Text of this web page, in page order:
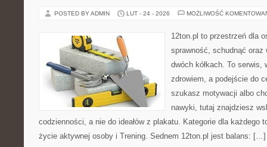
POSTED BY ADMIN LUT - 24 - 2026 MOŻLIWOŚĆ
12ton.pl to przestrzeń dla
sprawność, schudnąć oraz
dwóch kółkach. To
zdrowiem, a podejście do
szukasz motywacji albo
nawyki, tutaj znajdziesz
codzienności, a nie do ideałów z plakatu. Kategorie dla każdego
życie aktywnej osoby i Trening. Sednem 12ton.pl jest balans: […]